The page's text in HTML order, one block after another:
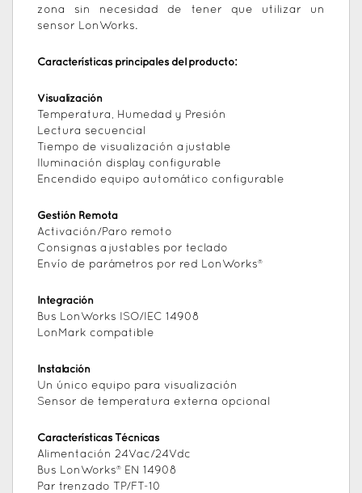
zona sin necesidad de tener que utilizar un
sensor LonWorks.
Características principales del producto:
Visualización
Temperatura, Humedad y Presión
Lectura secuencial
Tiempo de visualización ajustable
Iluminación display configurable
Encendido equipo automático configurable
Gestión Remota
Activación/Paro remoto
Consignas ajustables por teclado
Envío de parámetros por red LonWorks®
Integración
Bus LonWorks ISO/IEC 14908
LonMark compatible
Instalación
Un único equipo para visualización
Sensor de temperatura externa opcional
Características Técnicas
Alimentación 24Vac/24Vdc
Bus LonWorks® EN 14908
Par trenzado TP/FT-10